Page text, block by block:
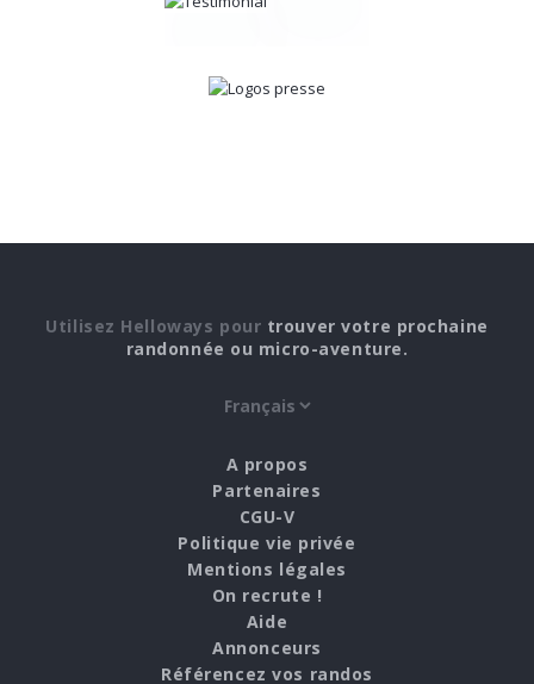
Utilisez Helloways pour trouver votre prochaine
randonnée ou micro-aventure.
A propos
Partenaires
CGU-V
Politique vie privée
Mentions légales
On recrute !
Aide
Annonceurs
Référencez vos randos